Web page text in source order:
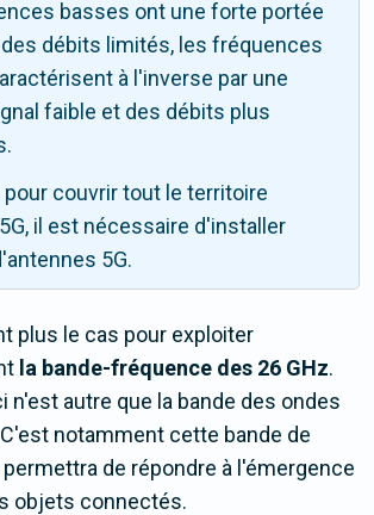
basses ont une forte portée
débits limités, les fréquences
à l'inverse par une
faible et des débits plus
couvrir tout le territoire
il est nécessaire d'installer
5G.
plus le cas pour exploiter
la bande-fréquence des 26 GHz.
n'est autre que la bande des ondes
notamment cette bande de
de répondre à l'émergence
objets connectés.